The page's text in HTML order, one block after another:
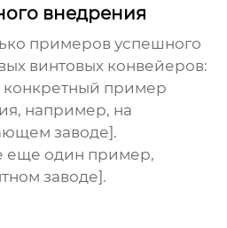
внедрения
примеров успешного
винтовых конвейеров:
пример
например, на
заводе].
еще один пример,
заводе].